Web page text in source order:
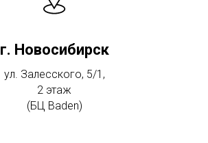
г. Новосибирск
ул. Залесского, 5/1,
2 этаж
(БЦ Baden)